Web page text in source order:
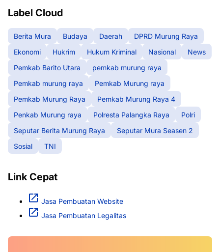
Label Cloud
Berita Mura Budaya Daerah
DPRD Murung Raya
Ekonomi
Hukrim Hukum Kriminal Nasional
News
Pemkab Barito Utara
pemkab murung raya
Pemkab murung raya
Pemkab Murung raya
Pemkab Murung Raya
Pemkab Murung Raya 4
Penkab Murung raya
Polresta Palangka Raya
Polri
Seputar Berita Murung Raya
Seputar Mura Seasen 2
Sosial
TNI
Link Cepat
Jasa Pembuatan Website
Jasa Pembuatan Legalitas